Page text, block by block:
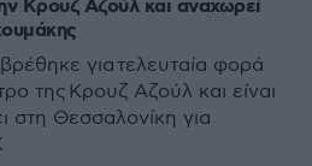
Κρουζ Αζούλ και αναχωρεί
για τελευταία φορά
της Κρουζ Αζούλ και είναι
στη Θεσσαλονίκη για